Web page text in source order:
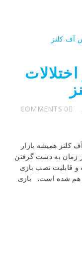
0 COMMENTS
کلنز همیشه بازار
زمان به دست گرفتن
قابلیت نصب بازی
هم شده است. بازی